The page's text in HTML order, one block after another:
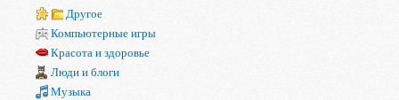
Другое
Компьютерные игры
Красота и здоровье
Люди и блоги
Музыка